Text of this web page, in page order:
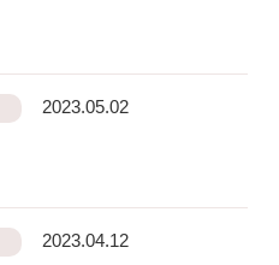
2023.05.02
2023.04.12